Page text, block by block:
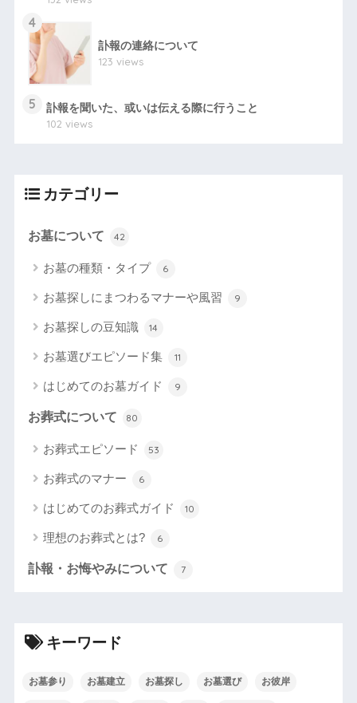
4
訃報の連絡について
123 views
5
訃報を聞いた、或いは伝える際に行うこと
102 views
カテゴリー
お墓について 42
お墓の種類・タイプ 6
お墓探しにまつわるマナーや風習 9
お墓探しの豆知識 14
お墓選びエピソード集 11
はじめてのお墓ガイド 9
お葬式について 80
お葬式エピソード 53
お葬式のマナー 6
はじめてのお葬式ガイド 10
理想のお葬式とは? 6
訃報・お悔やみについて 7
キーワード
お墓参り お墓建立 お墓探し お墓選び お彼岸